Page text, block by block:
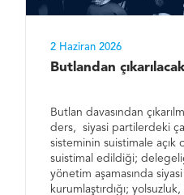
2 Haziran 2026
Butlandan
Butlan davasından
ders, siyasi partilerdeki
sisteminin suistimale açık
suistimal edildiği;
yönetim aşamasında
kurumlaştırdığı;